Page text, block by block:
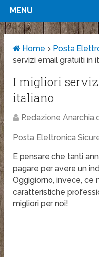
MENU
Home > Posta
servizi email gratuiti in
I migliori
italiano
Redazione
Posta Elettronica
E pensare che tanti
pagare per avere un
Oggigiorno, invece, ce
caratteristiche
migliori per noi!